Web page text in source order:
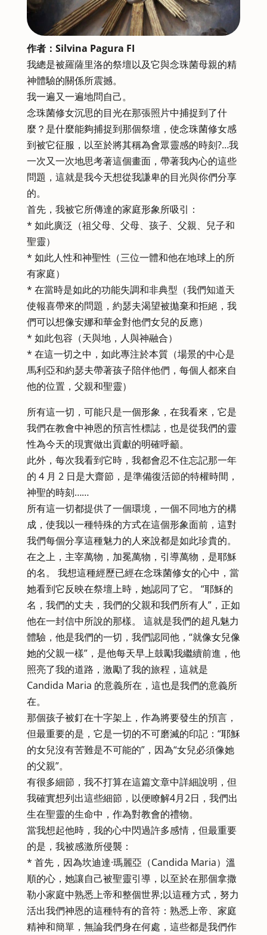
作者：Silvina Pagura FI
我總是被羅薩里洛的祭壇以及它與念珠菌母親的精
神體驗的關係所震撼。
我一遍又一遍地問自己。
念珠菌修女沉思的目光在那張照片中捕捉到了什
麼？是什麼能夠捕捉到那個祭壇，使念珠菌修女感
到被它征服，以至於將其稱為會眾靈感的時刻?…我
一次又一次地思考著這個畫面，帶著我內心的這些
問題，這就是我今天想從我謙卑的目光與你們分享
的。
首先，我被它所傳達的家庭形象所吸引：
* 如此廣泛（祖父母、父母、孩子、父親、兒子和
聖靈）
* 如此人性和神聖性（三位一體和他在地球上的所
有家庭）
* 在當時是如此的功能失調和非典型（我們知道天
使報喜帶來的問題，約瑟夫渴望被拋棄和拒絕，我
們可以想像安娜和華金對他們女兒的反應）
* 如此包容（天與地，人與神融合）
* 在這一切之中，如此專注於本質（場景的中心是
馬利亞和約瑟夫帶著孩子陪伴他們，每個人都來自
他的位置，父親和聖靈）
所有這一切，可能只是一個形象，在我看來，它是
我們在教會中神恩的預言性標誌，也是從我們的靈
性為今天的現實做出貢獻的明確呼籲。
此外，每次我看到它時，我都會忍不住忘記那一年
的 4 月 2 日是大齋節，是準備復活節的特權時間，
神聖的時刻……
所有這一切都提供了一個環境，一個不同地方的構
成，使我以一種特殊的方式在這個形象面前，這對
我們每個分享這種魅力的人來說都是如此珍貴的。
在之上，主宰萬物，加冕萬物，引導萬物，是耶穌
的名。 我想這種經歷已經在念珠菌修女的心中，當
她看到它反映在祭壇上時，她認同了它。 “耶穌的
名，我們的丈夫，我們的父親和我們所有人”，正如
他在一封信中所說的那樣。 這就是我們的超凡魅力
體驗，他是我們的一切，我們認同他，“就像女兒像
她的父親一樣”，是他每天早上鼓勵我繼續前進，他
照亮了我的道路，激勵了我的旅程，這就是
Candida Maria 的意義所在，這也是我們的意義所
在。
那個孩子被釘在十字架上，作為將要發生的預言，
但最重要的是，它是一切的不可磨滅的印記：“耶穌
的女兒沒有苦難是不可能的”，因為“女兒必須像她
的父親”。
有很多細節，我不打算在這篇文章中詳細說明，但
我確實想列出這些細節，以便瞭解4月2日，我們出
生在聖靈的生命中，作為對教會的禮物。
當我想起他時，我的心中閃過許多感情，但最重要
的是，我被感激所侵襲：
* 首先，因為坎迪達·瑪麗亞（Candida Maria）溫
順的心，她讓自己被聖靈引導，以至於在那個拿撒
勒小家庭中熟悉上帝和整個世界;以這種方式，努力
活出我們神恩的這種特有的音符：熟悉上帝、家庭
精神和簡單，無論我們身在何處，這些都是我們作